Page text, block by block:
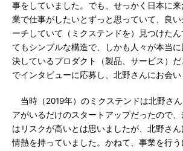
事をしていました。でも、せっかく日本に
業で仕事がしたいとずっと思っていて、良
ーチしていて（ミクステンドを）見つけた
てもシンプルな構造で、しかも人々が本当
決しているプロダクト（製品、サービス）
でインタビューに応募し、北野さんにお会い
当時（2019年）のミクステンドは北野さ
アがいるだけのスタートアップだったので
はリスクが高いとは思いましたが、北野さ
情熱を持っていました。かねて、事業を行